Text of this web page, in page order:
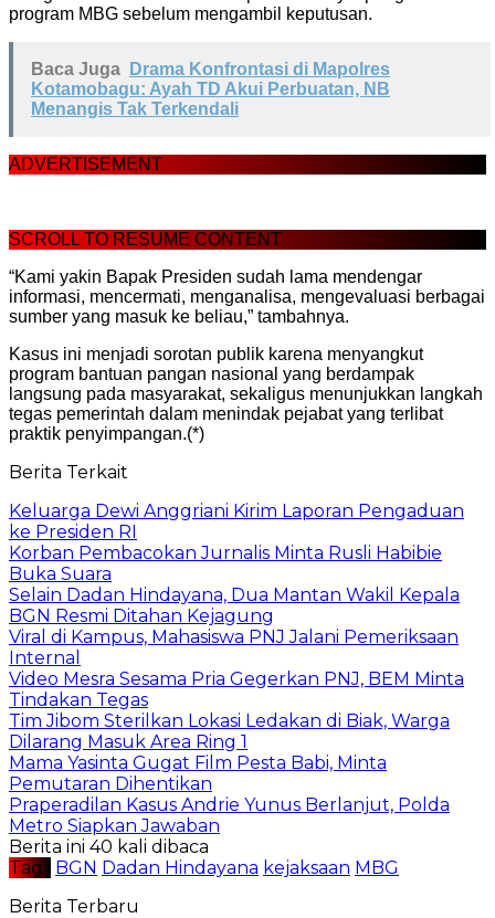
program MBG sebelum mengambil keputusan.
Baca Juga
Drama Konfrontasi di Mapolres
Kotamobagu: Ayah TD Akui Perbuatan, NB
Menangis Tak Terkendali
ADVERTISEMENT
SCROLL TO RESUME CONTENT
“Kami yakin Bapak Presiden sudah lama mendengar
informasi, mencermati, menganalisa, mengevaluasi berbagai
sumber yang masuk ke beliau,” tambahnya.
Kasus ini menjadi sorotan publik karena menyangkut
program bantuan pangan nasional yang berdampak
langsung pada masyarakat, sekaligus menunjukkan langkah
tegas pemerintah dalam menindak pejabat yang terlibat
praktik penyimpangan.(*)
Berita Terkait
Keluarga Dewi Anggriani Kirim Laporan Pengaduan
ke Presiden RI
Korban Pembacokan Jurnalis Minta Rusli Habibie
Buka Suara
Selain Dadan Hindayana, Dua Mantan Wakil Kepala
BGN Resmi Ditahan Kejagung
Viral di Kampus, Mahasiswa PNJ Jalani Pemeriksaan
Internal
Video Mesra Sesama Pria Gegerkan PNJ, BEM Minta
Tindakan Tegas
Tim Jibom Sterilkan Lokasi Ledakan di Biak, Warga
Dilarang Masuk Area Ring 1
Mama Yasinta Gugat Film Pesta Babi, Minta
Pemutaran Dihentikan
Praperadilan Kasus Andrie Yunus Berlanjut, Polda
Metro Siapkan Jawaban
Berita ini 40 kali dibaca
Tag :
BGN Dadan Hindayana kejaksaan MBG
Berita Terbaru